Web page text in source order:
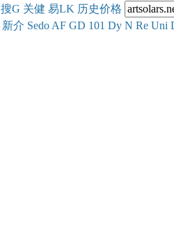
搜G 关健 易LK 历史价格
新介 Sedo AF GD 101 Dy N Re Uni